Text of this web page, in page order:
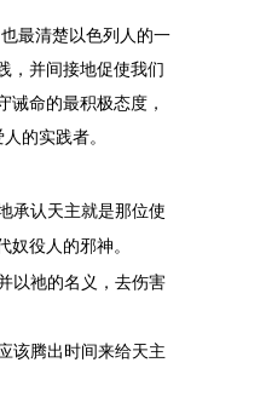
最清楚以色列人的一
，并间接地促使我们
诫命的最积极态度，
的实践者。
承认天主就是那位使
役人的邪神。
以祂的名义，去伤害
该腾出时间来给天主